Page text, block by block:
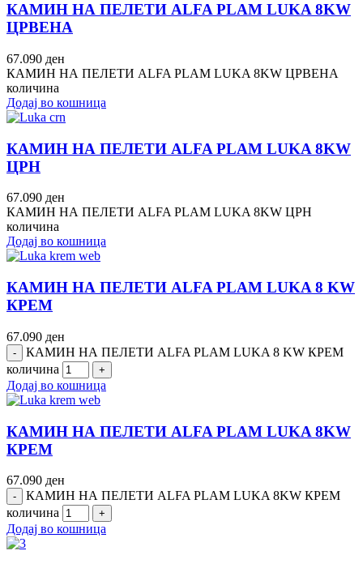
КАМИН НА ПЕЛЕТИ ALFA PLAM LUKA 8KW
ЦРВЕНА
67.090 ден
КАМИН НА ПЕЛЕТИ ALFA PLAM LUKA 8KW ЦРВЕНА
количина
Додај во кошница
КАМИН НА ПЕЛЕТИ ALFA PLAM LUKA 8KW
ЦРН
67.090 ден
КАМИН НА ПЕЛЕТИ ALFA PLAM LUKA 8KW ЦРН
количина
Додај во кошница
КАМИН НА ПЕЛЕТИ ALFA PLAM LUKA 8 KW
КРЕМ
67.090 ден
КАМИН НА ПЕЛЕТИ ALFA PLAM LUKA 8 KW КРЕМ
количина
Додај во кошница
КАМИН НА ПЕЛЕТИ ALFA PLAM LUKA 8KW
КРЕМ
67.090 ден
КАМИН НА ПЕЛЕТИ ALFA PLAM LUKA 8KW КРЕМ
количина
Додај во кошница